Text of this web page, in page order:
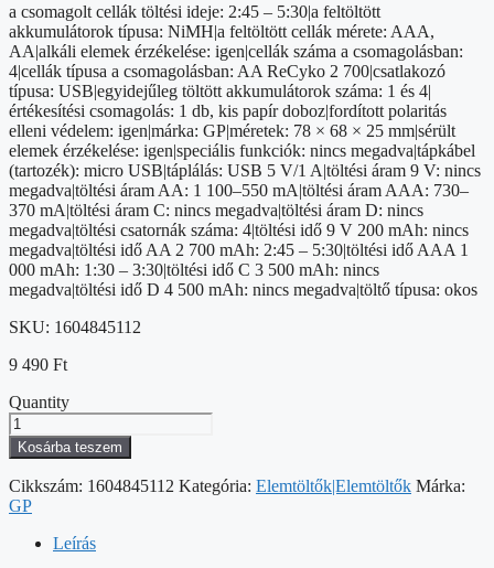
a csomagolt cellák töltési ideje: 2:45 – 5:30|a feltöltött
akkumulátorok típusa: NiMH|a feltöltött cellák mérete: AAA,
AA|alkáli elemek érzékelése: igen|cellák száma a csomagolásban:
4|cellák típusa a csomagolásban: AA ReCyko 2 700|csatlakozó
típusa: USB|egyidejűleg töltött akkumulátorok száma: 1 és 4|
értékesítési csomagolás: 1 db, kis papír doboz|fordított polaritás
elleni védelem: igen|márka: GP|méretek: 78 × 68 × 25 mm|sérült
elemek érzékelése: igen|speciális funkciók: nincs megadva|tápkábel
(tartozék): micro USB|táplálás: USB 5 V/1 A|töltési áram 9 V: nincs
megadva|töltési áram AA: 1 100–550 mA|töltési áram AAA: 730–
370 mA|töltési áram C: nincs megadva|töltési áram D: nincs
megadva|töltési csatornák száma: 4|töltési idő 9 V 200 mAh: nincs
megadva|töltési idő AA 2 700 mAh: 2:45 – 5:30|töltési idő AAA 1
000 mAh: 1:30 – 3:30|töltési idő C 3 500 mAh: nincs
megadva|töltési idő D 4 500 mAh: nincs megadva|töltő típusa: okos
SKU: 1604845112
9 490 Ft
Quantity
GP
Akkumulátor
töltő
Speed
M451
+
4xAA
Kosárba teszem
Cikkszám: 1604845112 Kategória: Elemtöltők|Elemtöltők Márka:
GP
Leírás